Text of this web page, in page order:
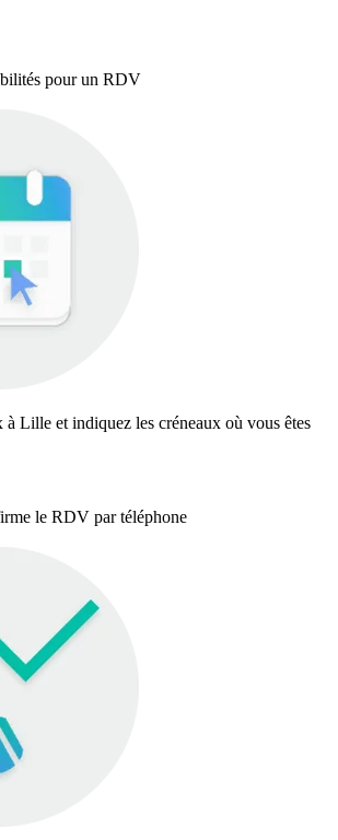
pour un RDV
Lille et indiquez les créneaux où vous êtes
le RDV par téléphone